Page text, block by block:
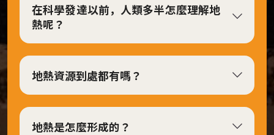
特
展
視
覺
在科學發達以前，人類多半怎麼理解地
熱呢？
地熱資源到處都有嗎？
地熱是怎麼形成的？